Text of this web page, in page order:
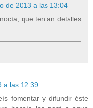
de 2013 a las 13:04
que tenían detalles
a las 12:39
fomentar y difundir éste